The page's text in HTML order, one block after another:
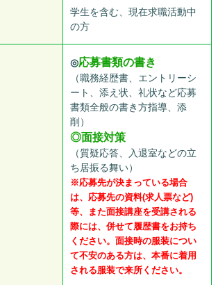
学生を含む、現在求職活動中
の方
◎応募書類の書き
（職務経歴書、エントリーシ
ート、添え状、礼状など応募
書類全般の書き方指導、添
削）
◎面接対策
（質疑応答、入退室などの立
ち居振る舞い）
※応募先が決まっている場合
は、応募先の資料(求人票など)
等、また面接講座を受講される
際には、併せて履歴書をお持ち
ください。面接時の服装につい
て不安のある方は、本番に着用
される服装で来所ください。